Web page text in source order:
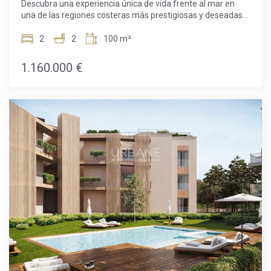
máxima expresión. (El precio de venta no incluye impuestos,
gastos de notaría o registro, honorarios de agencia ni
gastos relacionados con la hipoteca, si corresponde).
Descubra una experiencia única de vida frente al mar en
una de las regiones costeras más prestigiosas y deseadas
línea ofrece vistas ininterrumpidas del Mediterráneo, donde
envidiable se combinan para crear un hogar
verdaderamente especial. Diseñada por el aclamado
proporciones equilibradas y grandes ventanales concebidos
para integrar el mar en casi todos los espacios.En su interior,
la vivienda cuenta con dos amplios dormitorios y dos baños
elegantemente acabados, pensados para ofrecer el
máximo confort y privacidad. Su distribución optimiza al
máximo el espacio, combinando una zona de día abierta y
luminosa, ideal para compartir, con espacios más íntimos y
tranquilos dedicados al descanso. Cada rincón transmite
una atmósfera sofisticada y relajada, donde el diseño de
autor se pone al servicio del bienestar diario.Destaca
especialmente su magnífica terraza privada, el lugar
perfecto para disfrutar plenamente del estilo de vida
mediterráneo en cualquier momento del día, ya sea con un
café por la mañana, un almuerzo al sol o una velada
disfrutando de la brisa marina.Más allá de la vivienda, los
2 2 100 m²
1.160.000 €